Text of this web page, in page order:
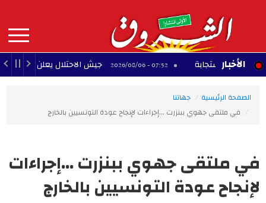
contenu
principal
MAIN
NAVIGATION الأخبار
الاستجابة 07:52 - 2026/08/06 جيش الاحتلال يعلن مقتل جنديين في
الصفحة الرئيسية
جهاتنا
في ملتقى جهوي ببنزرت ...إجراءات لإنجاح عودة التونسيين بالخارج
في ملتقى جهوي ببنزرت ...إجراءات
لإنجاح عودة التونسيين بالخارج